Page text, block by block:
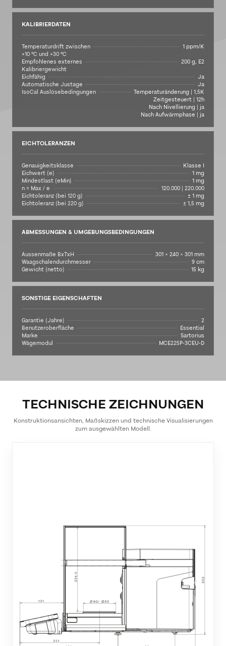
KALIBRIERDATEN
Temperaturdrift zwischen
+10 °C und +30 °C
1 ppm/K
Empfohlenes externes
Kalibriergewicht
200 g, E2
Eichfähig
Ja
Automatische Justage
Ja
IsoCal Auslösebedingungen
Temperaturänderung | 1,5K
Zeitgesteuert | 12h
Nach Nivellierung | ja
Nach Aufwärmphase | ja
EICHTOLERANZEN
Genauigkeitsklasse
Klasse I
Eichwert (e)
1 mg
Mindestlast (eMin)
1 mg
n = Max / e
120.000 | 220.000
Eichtoleranz (bei 120 g)
± 1 mg
Eichtoleranz (bei 220 g)
± 1,5 mg
ABMESSUNGEN & UMGEBUNGSBEDINGUNGEN
Aussenmaße BxTxH
301 × 240 × 301 mm
Waagschalendurchmesser
9 cm
Gewicht (netto)
15 kg
SONSTIGE EIGENSCHAFTEN
Garantie (Jahre)
2
Benutzeroberfläche
Essential
Marke
Sartorius
Wägemodul
MCE225P-3CEU-D
TECHNISCHE ZEICHNUNGEN
Konstruktionsansichten, Maßskizzen und technische Visualisierungen
zum ausgewählten Modell.